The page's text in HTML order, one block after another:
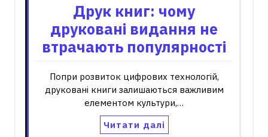
Друк книг: чому
друковані видання не
втрачають популярності
Попри розвиток цифрових технологій,
друковані книги залишаються важливим
елементом культури,…
Читати далі